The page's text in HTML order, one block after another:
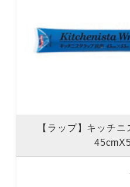
【ラップ】キッチ